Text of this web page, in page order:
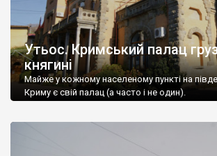
Утьос. Кримський палац
княгині
Майже у кожному населеному пункті на
Криму є свій палац (а часто і не один).